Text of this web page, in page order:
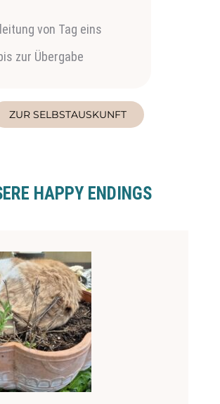
von Tag eins
zur Übergabe
ZUR SELBSTAUSKUNFT
HAPPY ENDINGS